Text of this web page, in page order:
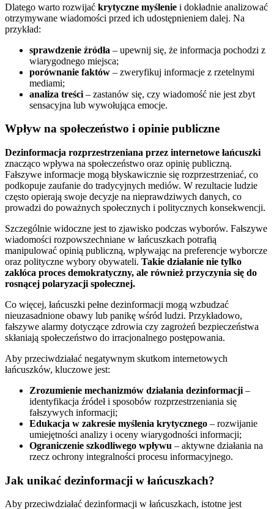
Dlatego warto rozwijać krytyczne myślenie i dokładnie analizować
otrzymywane wiadomości przed ich udostępnieniem dalej. Na
przykład:
sprawdzenie źródła – upewnij się, że informacja pochodzi z
wiarygodnego miejsca;
porównanie faktów – zweryfikuj informacje z rzetelnymi
mediami;
analiza treści – zastanów się, czy wiadomość nie jest zbyt
sensacyjna lub wywołująca emocje.
Wpływ na społeczeństwo i opinie publiczne
Dezinformacja rozprzestrzeniana przez internetowe łańcuszki
znacząco wpływa na społeczeństwo oraz opinię publiczną.
Fałszywe informacje mogą błyskawicznie się rozprzestrzeniać, co
podkopuje zaufanie do tradycyjnych mediów. W rezultacie ludzie
często opierają swoje decyzje na nieprawdziwych danych, co
prowadzi do poważnych społecznych i politycznych konsekwencji.
Szczególnie widoczne jest to zjawisko podczas wyborów. Fałszywe
wiadomości rozpowszechniane w łańcuszkach potrafią
manipulować opinią publiczną, wpływając na preferencje wyborcze
oraz polityczne wybory obywateli. Takie działanie nie tylko
zakłóca proces demokratyczny, ale również przyczynia się do
rosnącej polaryzacji społecznej.
Co więcej, łańcuszki pełne dezinformacji mogą wzbudzać
nieuzasadnione obawy lub panikę wśród ludzi. Przykładowo,
fałszywe alarmy dotyczące zdrowia czy zagrożeń bezpieczeństwa
skłaniają społeczeństwo do irracjonalnego postępowania.
Aby przeciwdziałać negatywnym skutkom internetowych
łańcuszków, kluczowe jest:
Zrozumienie mechanizmów działania dezinformacji –
identyfikacja źródeł i sposobów rozprzestrzeniania się
fałszywych informacji;
Edukacja w zakresie myślenia krytycznego – rozwijanie
umiejętności analizy i oceny wiarygodności informacji;
Ograniczenie szkodliwego wpływu – aktywne działania na
rzecz ochrony integralności procesu informacyjnego.
Jak unikać dezinformacji w łańcuszkach?
Aby przeciwdziałać dezinformacji w łańcuszkach, istotne jest